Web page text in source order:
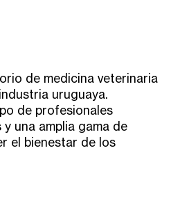
de medicina veterinaria
uruguaya.
de profesionales
una amplia gama de
el bienestar de los